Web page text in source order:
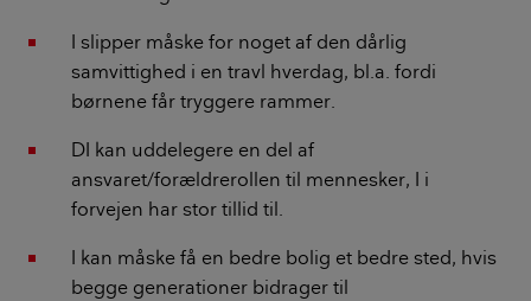
I slipper måske for noget af den dårlig
samvittighed i en travl hverdag, bl.a. fordi
børnene får tryggere rammer.
DI kan uddelegere en del af
ansvaret/forældrerollen til mennesker, I i
forvejen har stor tillid til.
I kan måske få en bedre bolig et bedre sted, hvis
begge generationer bidrager til